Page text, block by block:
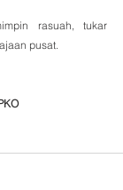
rasuah, tukar
pusat.